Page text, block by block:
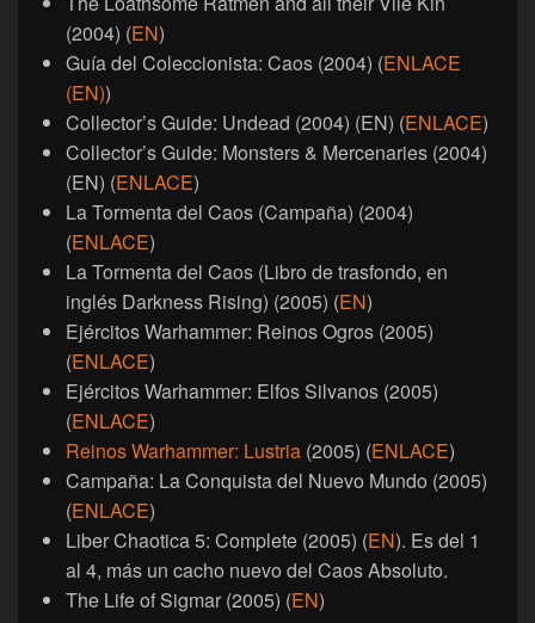
(2004) (EN)
Guía del Coleccionista: Caos (2004) (ENLACE
(EN))
Collector’s Guide: Undead (2004) (EN) (ENLACE)
Collector’s Guide: Monsters & Mercenaries (2004)
(EN) (ENLACE)
La Tormenta del Caos (Campaña) (2004)
(ENLACE)
La Tormenta del Caos (Libro de trasfondo, en
inglés Darkness Rising) (2005) (EN)
Ejércitos Warhammer: Reinos Ogros (2005)
(ENLACE)
Ejércitos Warhammer: Elfos Silvanos (2005)
(ENLACE)
Reinos Warhammer: Lustria (2005) (ENLACE)
Campaña: La Conquista del Nuevo Mundo (2005)
(ENLACE)
Liber Chaotica 5: Complete (2005) (EN). Es del 1
al 4, más un cacho nuevo del Caos Absoluto.
The Life of Sigmar (2005) (EN)